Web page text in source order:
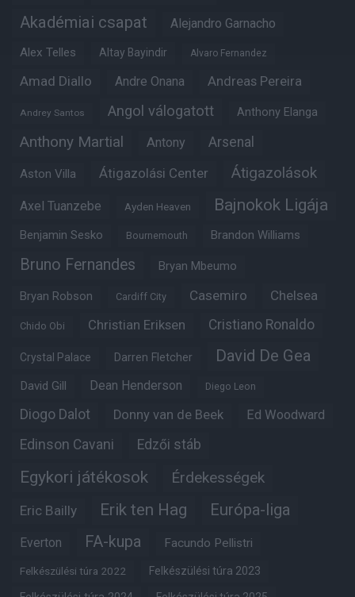
Akadémiai csapat Alejandro Garnacho
Alex Telles Altay Bayindir Alvaro Fernandez
Amad Diallo Andre Onana Andreas Pereira
Andrey Santos Angol válogatott Anthony Elanga
Anthony Martial Antony Arsenal
Aston Villa Átigazolási Center Átigazolások
Axel Tuanzebe Ayden Heaven Bajnokok Ligája
Benjamin Sesko Bournemouth Brandon Williams
Bruno Fernandes Bryan Mbeumo
Bryan Robson Cardiff City Casemiro Chelsea
Chido Obi Christian Eriksen Cristiano Ronaldo
Crystal Palace Darren Fletcher David De Gea
David Gill Dean Henderson Diego Leon
Diogo Dalot Donny van de Beek Ed Woodward
Edinson Cavani Edzői stáb
Egykori játékosok Érdekességek
Eric Bailly Erik ten Hag Európa-liga
Everton FA-kupa Facundo Pellistri
Felkészülési túra 2022 Felkészülési túra 2023